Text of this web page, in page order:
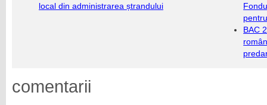
local din administrarea ștrandului
BAC
comentarii